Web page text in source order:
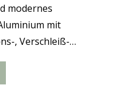
modernes
mit
, Verschleiß-
für den